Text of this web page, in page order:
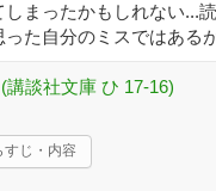
まったかもしれない...
た自分のミスではある
談社文庫 ひ 17-16)
すじ・内容